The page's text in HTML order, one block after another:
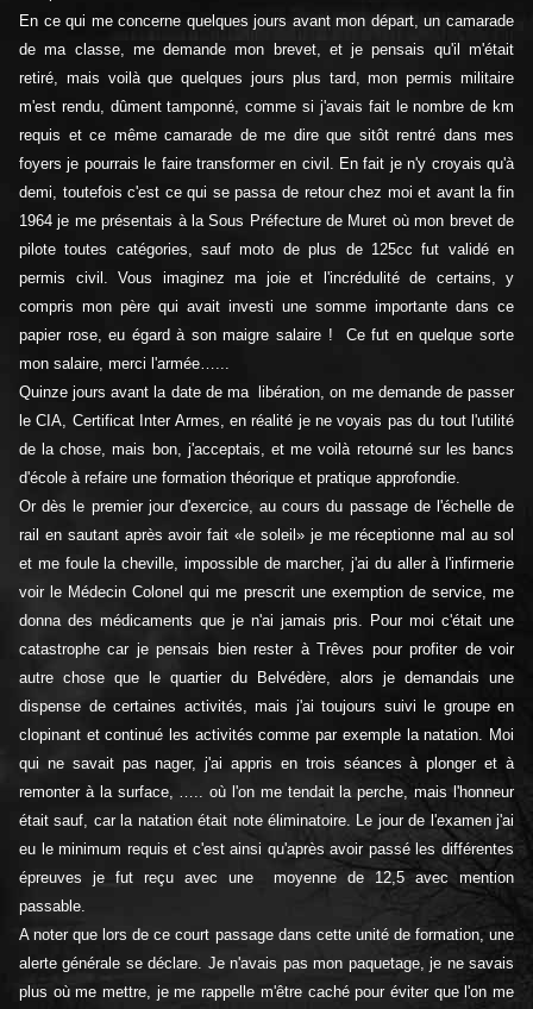
En ce qui me concerne quelques jours avant mon départ, un camarade
de ma classe, me demande mon brevet, et je pensais qu'il m'était
retiré, mais voilà que quelques jours plus tard, mon permis militaire
m'est rendu, dûment tamponné, comme si j'avais fait le nombre de km
requis et ce même camarade de me dire que sitôt rentré dans mes
foyers je pourrais le faire transformer en civil. En fait je n'y croyais qu'à
demi, toutefois c'est ce qui se passa de retour chez moi et avant la fin
1964 je me présentais à la Sous Préfecture de Muret où mon brevet de
pilote toutes catégories, sauf moto de plus de 125cc fut validé en
permis civil. Vous imaginez ma joie et l'incrédulité de certains, y
compris mon père qui avait investi une somme importante dans ce
papier rose, eu égard à son maigre salaire ! Ce fut en quelque sorte
mon salaire, merci l'armée…...
Quinze jours avant la date de ma libération, on me demande de passer
le CIA, Certificat Inter Armes, en réalité je ne voyais pas du tout l'utilité
de la chose, mais bon, j'acceptais, et me voilà retourné sur les bancs
d'école à refaire une formation théorique et pratique approfondie.
Or dès le premier jour d'exercice, au cours du passage de l'échelle de
rail en sautant après avoir fait «le soleil» je me réceptionne mal au sol
et me foule la cheville, impossible de marcher, j'ai du aller à l'infirmerie
voir le Médecin Colonel qui me prescrit une exemption de service, me
donna des médicaments que je n'ai jamais pris. Pour moi c'était une
catastrophe car je pensais bien rester à Trêves pour profiter de voir
autre chose que le quartier du Belvédère, alors je demandais une
dispense de certaines activités, mais j'ai toujours suivi le groupe en
clopinant et continué les activités comme par exemple la natation. Moi
qui ne savait pas nager, j'ai appris en trois séances à plonger et à
remonter à la surface, ….. où l'on me tendait la perche, mais l'honneur
était sauf, car la natation était note éliminatoire. Le jour de l'examen j'ai
eu le minimum requis et c'est ainsi qu'après avoir passé les différentes
épreuves je fut reçu avec une moyenne de 12,5 avec mention
passable.
A noter que lors de ce court passage dans cette unité de formation, une
alerte générale se déclare. Je n'avais pas mon paquetage, je ne savais
plus où me mettre, je me rappelle m'être caché pour éviter que l'on me